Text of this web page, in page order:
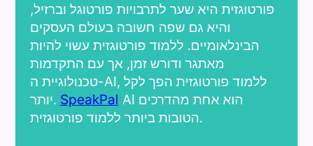
פורטוגזית היא שער לתרבויות פורטוגל וברזיל,
והיא גם שפה חשובה בעולם העסקים
הבינלאומיים. ללמוד פורטוגזית עשוי להיות
מאתגר ודורש זמן, אך עם התקדמות
טכנולוגיית ה-AI, ללמוד פורטוגזית הפך לקל
יותר. SpeakPal AI הוא אחת מהדרכים
הטובות ביותר ללמוד פורטוגזית.